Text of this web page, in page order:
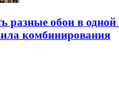
разные обои в
комбинирования